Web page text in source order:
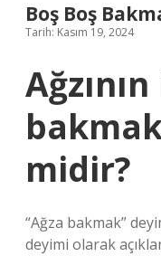
Boş Boş
Tarih: Kasım 19, 2024
midir?
“Ağza bakmak”
deyimi olarak